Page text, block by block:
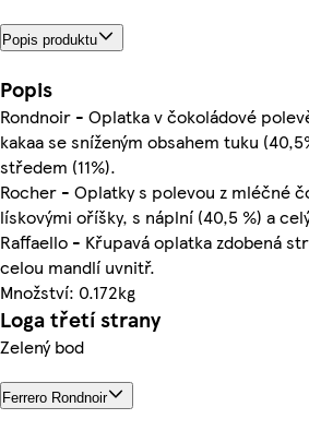
Popis produktu
Popis
Rondnoir - Oplatka v čokoládové
kakaa se sníženým obsahem tuku
středem (11%).
Rocher - Oplatky s polevou z mléčné
lískovými oříšky, s náplní (40,5 %) a
Raffaello - Křupavá oplatka zdobená
celou mandlí uvnitř.
Množství: 0.172kg
Loga třetí strany
Zelený bod
Ferrero Rondnoir